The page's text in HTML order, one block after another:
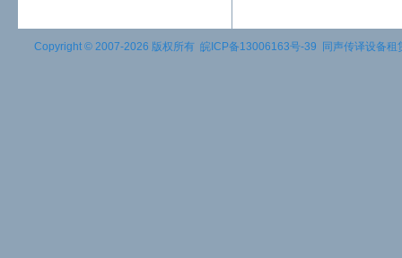
Copyright © 2007-2026 版权所有 皖ICP备13006163号-39 同声传译设备租